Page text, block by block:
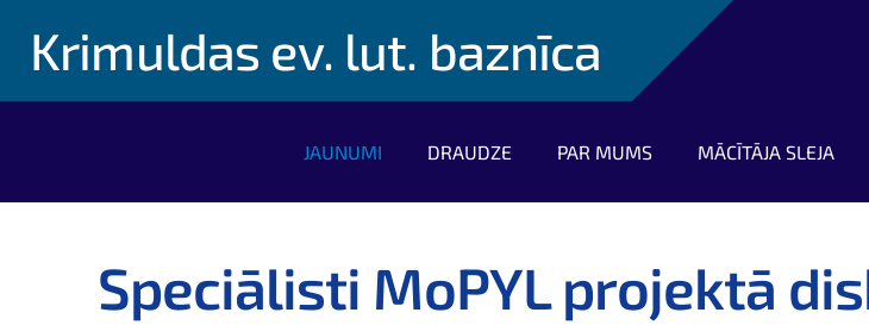
Krimuldas ev. lut. baznīca
JAUNUMI DRAUDZE PAR MUMS MĀCĪTĀJA SLEJA
Speciālisti MoPYL projektā